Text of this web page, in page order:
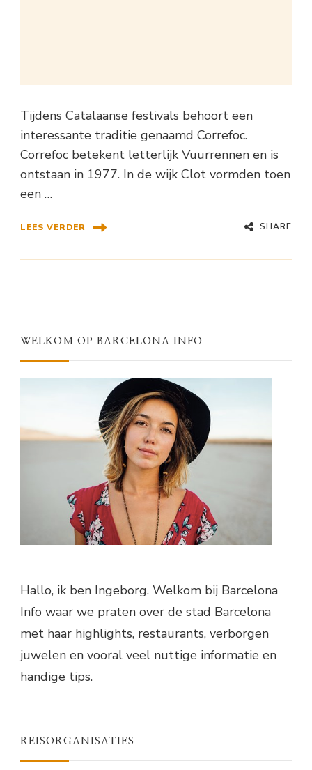
Tijdens Catalaanse festivals behoort een
interessante traditie genaamd Correfoc.
Correfoc betekent letterlijk Vuurrennen en is
ontstaan in 1977. In de wijk Clot vormden toen
een …
LEES VERDER SHARE
WELKOM OP BARCELONA INFO
Hallo, ik ben Ingeborg. Welkom bij Barcelona
Info waar we praten over de stad Barcelona
met haar highlights, restaurants, verborgen
juwelen en vooral veel nuttige informatie en
handige tips.
REISORGANISATIES